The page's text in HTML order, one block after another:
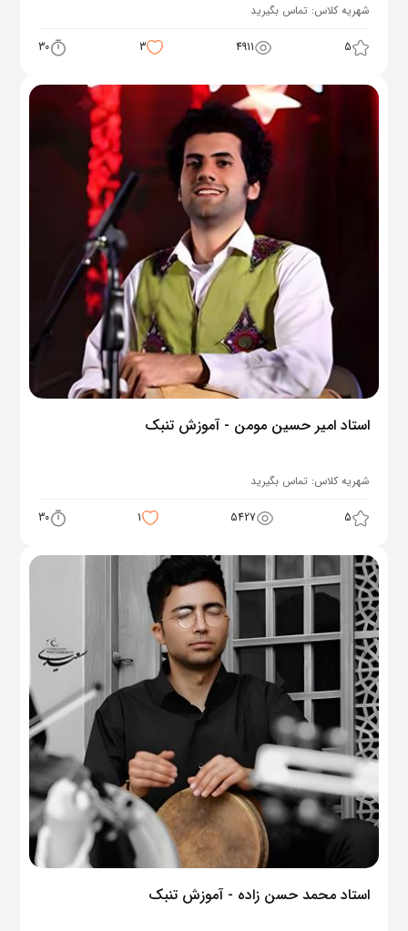
شهریه کلاس: تماس بگیرید
5
4911
3
30
استاد امیر حسین مومن - آموزش تنبک
شهریه کلاس: تماس بگیرید
5
5427
1
30
استاد محمد حسن زاده - آموزش تنبک